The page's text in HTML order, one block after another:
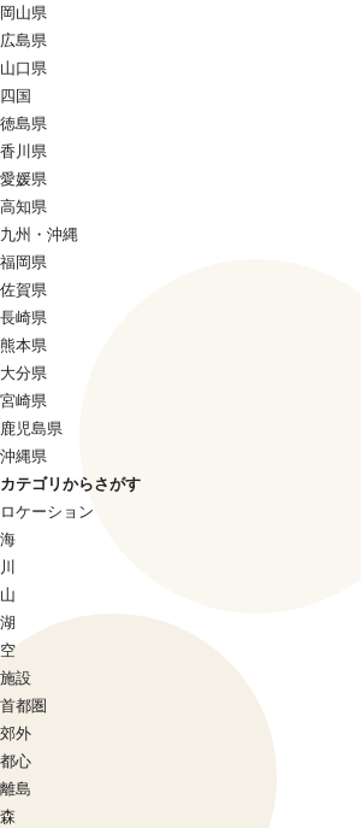
岡山県
広島県
山口県
四国
徳島県
香川県
愛媛県
高知県
九州・沖縄
福岡県
佐賀県
長崎県
熊本県
大分県
宮崎県
鹿児島県
沖縄県
カテゴリからさがす
ロケーション
海
川
山
湖
空
施設
首都圏
郊外
都心
離島
森